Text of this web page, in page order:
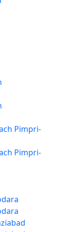
Pimpri-
Pimpri-